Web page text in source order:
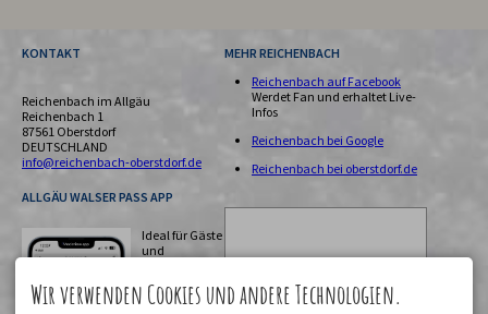
KONTAKT
Reichenbach im Allgäu
Reichenbach 1
87561 Oberstdorf
DEUTSCHLAND
info@reichenbach-oberstdorf.de
MEHR REICHENBACH
Reichenbach auf Facebook
Werdet Fan und erhaltet Live-
Infos
Reichenbach bei Google
Reichenbach bei oberstdorf.de
ALLGÄU WALSER PASS APP
Ideal für Gäste
und
Digitale
Gästekarte,
Wir verwenden Cookies und andere Technologien.